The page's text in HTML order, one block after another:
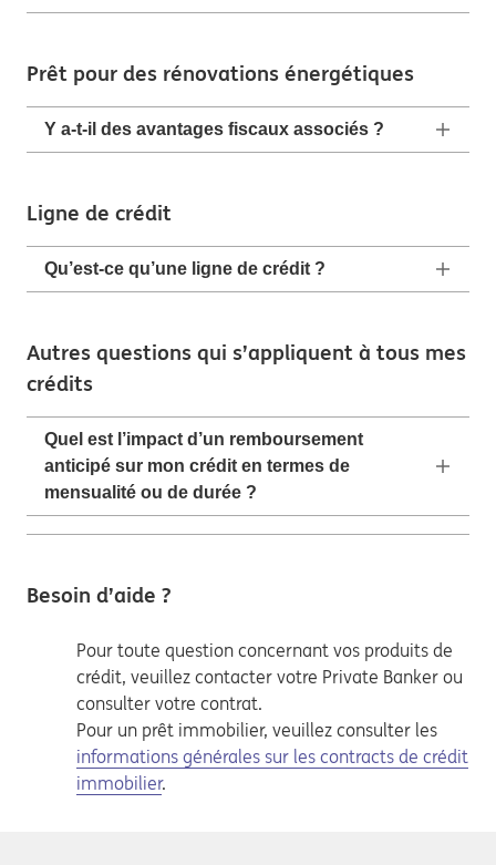
Prêt pour des rénovations énergétiques
Y a-t-il des avantages fiscaux associés ?
Ligne de crédit
Qu’est-ce qu’une ligne de crédit ?
Autres questions qui s’appliquent à tous mes
crédits
Quel est l’impact d’un remboursement
anticipé sur mon crédit en termes de
mensualité ou de durée ?
Besoin d’aide ?
Pour toute question concernant vos produits de
crédit, veuillez contacter votre Private Banker ou
consulter votre contrat.
Pour un prêt immobilier, veuillez consulter les
informations générales sur les contracts de crédit
immobilier.